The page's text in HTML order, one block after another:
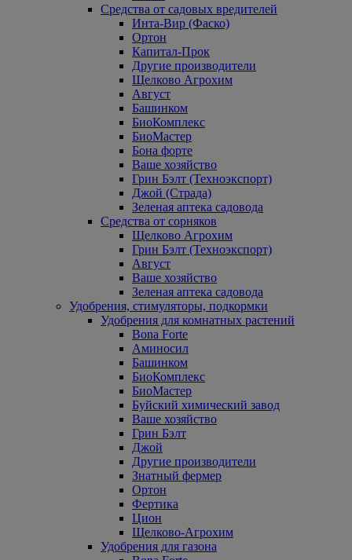
Средства от садовых вредителей
Инта-Вир (Фаско)
Ортон
Капитал-Прок
Другие производители
Щелково Агрохим
Август
Башинком
БиоКомплекс
БиоМастер
Бона форте
Ваше хозяйство
Грин Бэлт (Техноэкспорт)
Джой (Страда)
Зеленая аптека садовода
Средства от сорняков
Щелково Агрохим
Грин Бэлт (Техноэкспорт)
Август
Ваше хозяйство
Зеленая аптека садовода
Удобрения, стимуляторы, подкормки
Удобрения для комнатных растений
Bona Forte
Аминосил
Башинком
БиоКомплекс
БиоМастер
Буйский химический завод
Ваше хозяйство
Грин Бэлт
Джой
Другие производители
Знатный фермер
Ортон
Фертика
Цион
Щелково-Агрохим
Удобрения для газона